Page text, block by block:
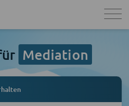
Mediation